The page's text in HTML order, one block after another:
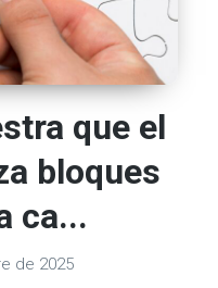
que el
bloques
ca...
de 2025